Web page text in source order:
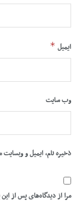
ایمیل *
وب‌ سایت
ذخیره نام، ایمیل و
مرا از دیدگاه‌های پس از این